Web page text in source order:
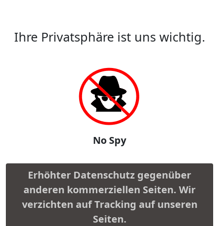
Ihre Privatsphäre ist uns wichtig.
No Spy
Erhöhter Datenschutz gegenüber
anderen kommerziellen Seiten. Wir
verzichten auf Tracking auf unseren
Seiten.